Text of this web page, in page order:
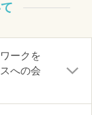
ークを
への会